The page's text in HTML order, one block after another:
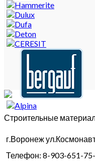
Строительные
г.Воронеж
Телефон: 8-903-651-